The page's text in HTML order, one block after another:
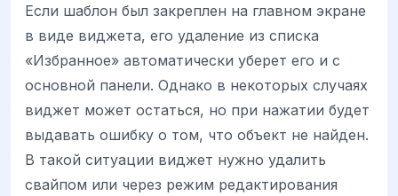
Если шаблон был закреплен на главном экране
в виде виджета, его удаление из списка
«Избранное» автоматически уберет его и с
основной панели. Однако в некоторых случаях
виджет может остаться, но при нажатии будет
выдавать ошибку о том, что объект не найден.
В такой ситуации виджет нужно удалить
свайпом или через режим редактирования